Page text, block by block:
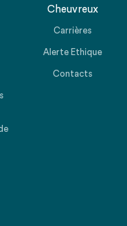
Cheuvreux
Carrières
Alerte Ethique
Contacts